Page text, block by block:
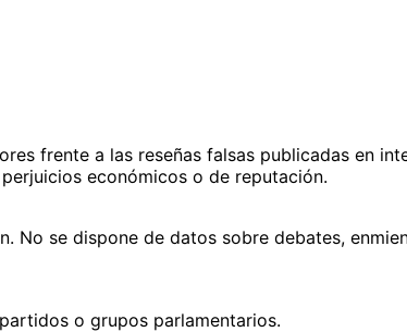
frente a las reseñas falsas publicadas en
económicos o de reputación.
se dispone de datos sobre debates,
o grupos parlamentarios.